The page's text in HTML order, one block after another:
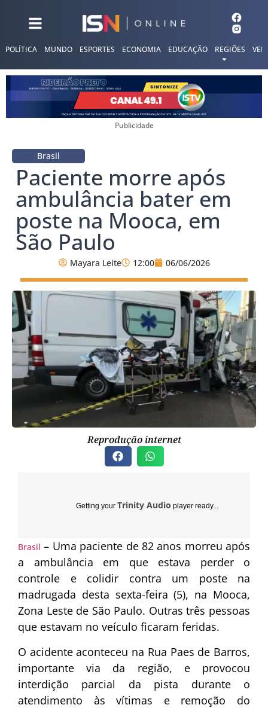
POLÍTICA MUNDO ESPORTES ECONOMIA EDUCAÇÃO REGIÕES
Publicidade
Brasil
Paciente morre após
ambulância bater em
poste na Mooca, em
São Paulo
Mayara Leite 12:00 06/06/2026
Reprodução internet
Getting your Trinity Audio player ready...
Brasil – Uma paciente de 82 anos morreu após
a ambulância em que estava perder o
controle e colidir contra um poste na
madrugada desta sexta-feira (5), na Mooca,
Zona Leste de São Paulo. Outras três pessoas
que estavam no veículo ficaram feridas.
O acidente aconteceu na Rua Paes de Barros,
importante via da região, e provocou
interdição parcial da pista durante o
atendimento às vítimas e remoção do